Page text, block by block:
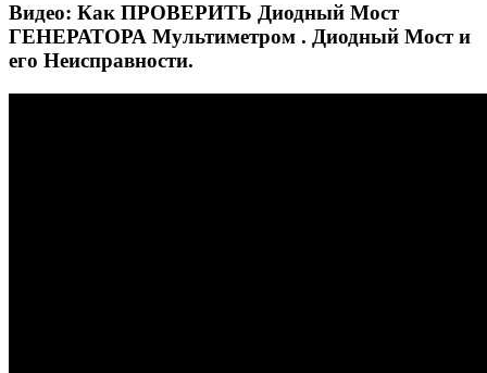
Видео: Как ПРОВЕРИТЬ Диодный Мост
ГЕНЕРАТОРА Мультиметром . Диодный Мост и
его Неисправности.